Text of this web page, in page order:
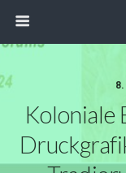
Koloniale